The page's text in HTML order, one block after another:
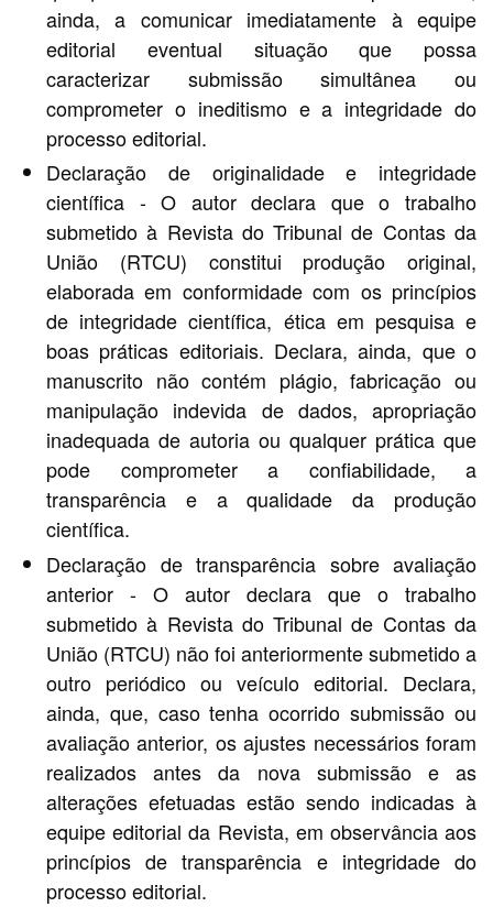
ainda, a comunicar imediatamente à equipe
editorial eventual situação que possa
caracterizar submissão simultânea ou
comprometer o ineditismo e a integridade do
processo editorial.
Declaração de originalidade e integridade
científica - O autor declara que o trabalho
submetido à Revista do Tribunal de Contas da
União (RTCU) constitui produção original,
elaborada em conformidade com os princípios
de integridade científica, ética em pesquisa e
boas práticas editoriais. Declara, ainda, que o
manuscrito não contém plágio, fabricação ou
manipulação indevida de dados, apropriação
inadequada de autoria ou qualquer prática que
pode comprometer a confiabilidade, a
transparência e a qualidade da produção
científica.
Declaração de transparência sobre avaliação
anterior - O autor declara que o trabalho
submetido à Revista do Tribunal de Contas da
União (RTCU) não foi anteriormente submetido a
outro periódico ou veículo editorial. Declara,
ainda, que, caso tenha ocorrido submissão ou
avaliação anterior, os ajustes necessários foram
realizados antes da nova submissão e as
alterações efetuadas estão sendo indicadas à
equipe editorial da Revista, em observância aos
princípios de transparência e integridade do
processo editorial.